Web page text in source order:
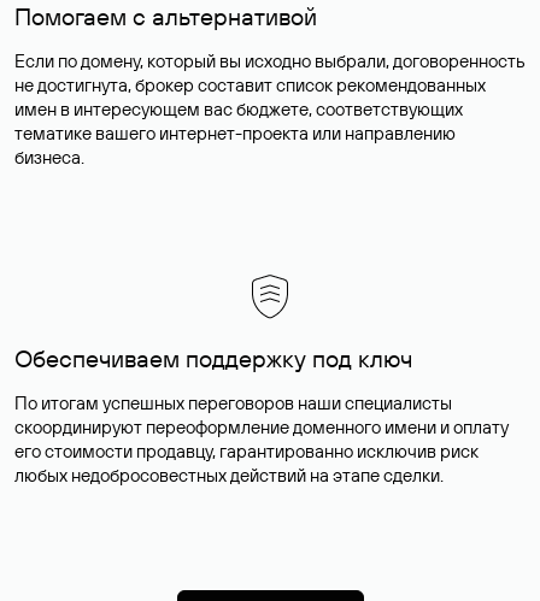
Помогаем с альтернативой
Если по домену, который вы исходно выбрали, договоренность
не достигнута, брокер составит список рекомендованных
имен в интересующем вас бюджете, соответствующих
тематике вашего интернет-проекта или направлению
бизнеса.
Обеспечиваем поддержку под ключ
По итогам успешных переговоров наши специалисты
скоординируют переоформление доменного имени и оплату
его стоимости продавцу, гарантированно исключив риск
любых недобросовестных действий на этапе сделки.